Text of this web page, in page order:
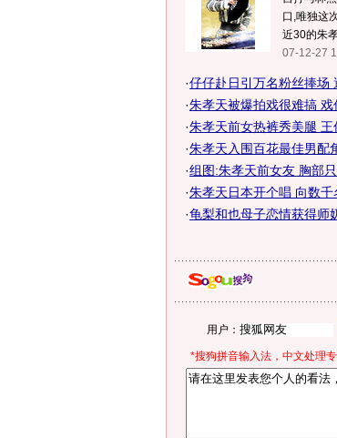
口,唯独这
近30的朱
07-12-27
·仔仔赴日引万名粉丝捧场
·朱孝天被爆拍戏很难搞
·朱孝天前女热裤秀美腿
·朱孝天入围百花最佳男配
·组图:朱孝天前女友 胸部
·朱孝天日本开个唱 向数
·龟梨和也母子恋情获得师
用户：
*搜狗拼音输入法，中文处理